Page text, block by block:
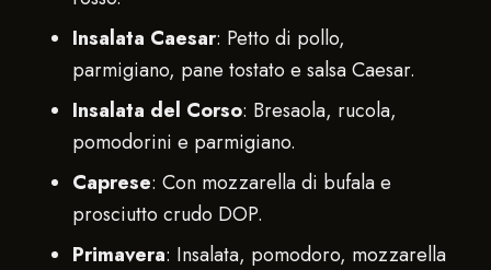
Insalata Caesar: Petto di pollo,
parmigiano, pane tostato e salsa Caesar.
Insalata del Corso: Bresaola, rucola,
pomodorini e parmigiano.
Caprese: Con mozzarella di bufala e
prosciutto crudo DOP.
Primavera: Insalata, pomodoro, mozzarella